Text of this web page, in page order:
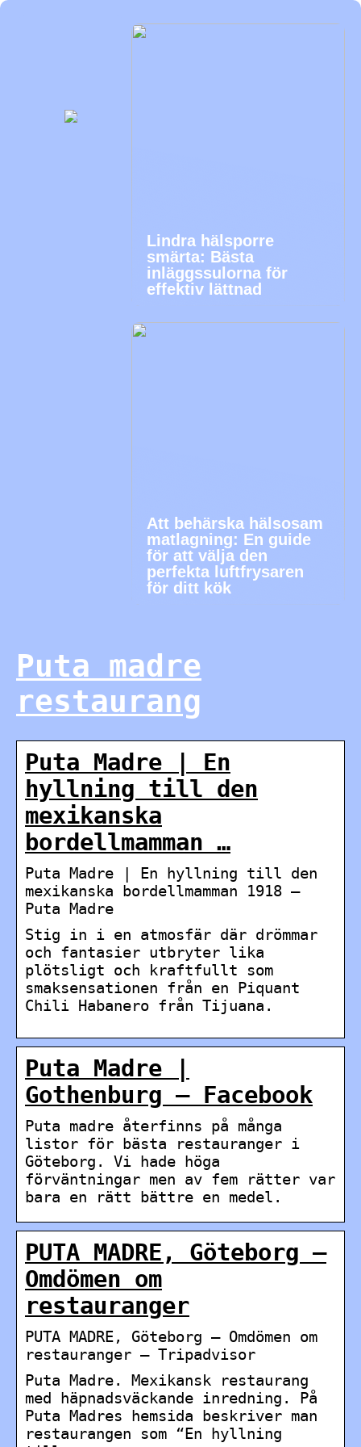
Lindra hälsporre
smärta: Bästa
inläggssulorna för
effektiv lättnad
Att behärska hälsosam
matlagning: En guide
för att välja den
perfekta luftfrysaren
för ditt kök
Puta madre
restaurang
Puta Madre | En
hyllning till den
mexikanska
bordellmamman …
Puta Madre | En hyllning till den
mexikanska bordellmamman 1918 –
Puta Madre
Stig in i en atmosfär där drömmar
och fantasier utbryter lika
plötsligt och kraftfullt som
smaksensationen från en Piquant
Chili Habanero från Tijuana.
Puta Madre |
Gothenburg – Facebook
Puta madre återfinns på många
listor för bästa restauranger i
Göteborg. Vi hade höga
förväntningar men av fem rätter var
bara en rätt bättre en medel.
PUTA MADRE, Göteborg –
Omdömen om
restauranger
PUTA MADRE, Göteborg – Omdömen om
restauranger – Tripadvisor
Puta Madre. Mexikansk restaurang
med häpnadsväckande inredning. På
Puta Madres hemsida beskriver man
restaurangen som “En hyllning